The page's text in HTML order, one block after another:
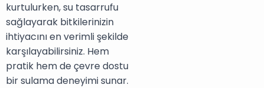
kurtulurken, su tasarrufu
sağlayarak bitkilerinizin
ihtiyacını en verimli şekilde
karşılayabilirsiniz. Hem
pratik hem de çevre dostu
bir sulama deneyimi sunar.